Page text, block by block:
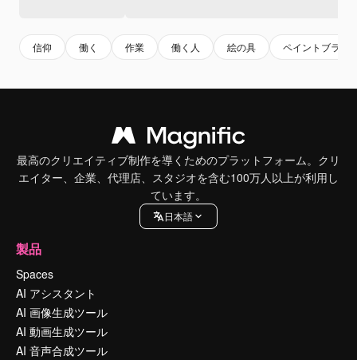
信仰 働く 作業 働く人 絵の具 ペイントブラシ
最高のクリエイティブ制作を導くためのプラットフォーム。クリ
エイター、企業、代理店、スタジオを含む100万人以上が利用し
ています。
日本語
製品
Spaces
AI アシスタント
AI 画像生成ツール
AI 動画生成ツール
AI 音声合成ツール